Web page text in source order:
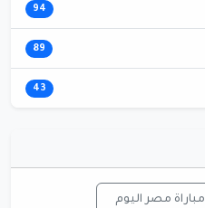
94
89
43
مباراة مصر اليوم